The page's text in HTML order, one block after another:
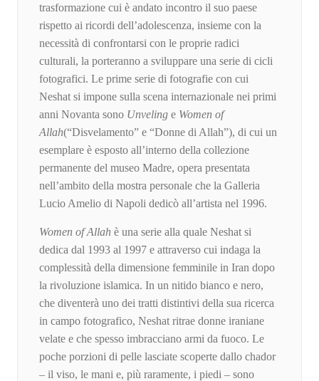
trasformazione cui è andato incontro il suo paese
rispetto ai ricordi dell’adolescenza, insieme con la
necessità di confrontarsi con le proprie radici
culturali, la porteranno a sviluppare una serie di cicli
fotografici. Le prime serie di fotografie con cui
Neshat si impone sulla scena internazionale nei primi
anni Novanta sono Unveling e Women of
Allah(“Disvelamento” e “Donne di Allah”), di cui un
esemplare è esposto all’interno della collezione
permanente del museo Madre, opera presentata
nell’ambito della mostra personale che la Galleria
Lucio Amelio di Napoli dedicò all’artista nel 1996.
Women of Allah è una serie alla quale Neshat si
dedica dal 1993 al 1997 e attraverso cui indaga la
complessità della dimensione femminile in Iran dopo
la rivoluzione islamica. In un nitido bianco e nero,
che diventerà uno dei tratti distintivi della sua ricerca
in campo fotografico, Neshat ritrae donne iraniane
velate e che spesso imbracciano armi da fuoco. Le
poche porzioni di pelle lasciate scoperte dallo chador
– il viso, le mani e, più raramente, i piedi – sono